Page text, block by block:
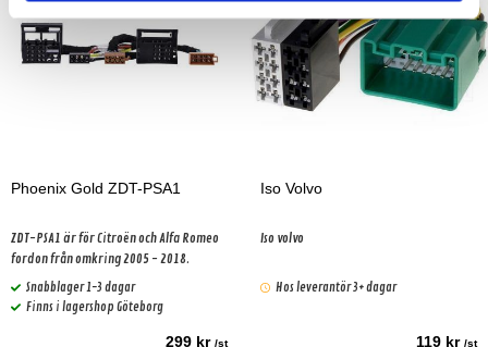
Phoenix Gold ZDT-PSA1
ZDT-PSA1 är för Citroën och Alfa Romeo
fordon från omkring 2005 - 2018.
Snabblager 1-3 dagar
Finns i lagershop Göteborg
299 kr /st
Iso Volvo
Iso volvo
Hos leverantör 3+ dagar
119 kr /st